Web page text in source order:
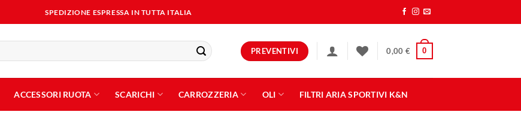
SPEDIZIONE ESPRESSA IN TUTTA ITALIA
PREVENTIVI 0,00 € 0
ACCESSORI RUOTA SCARICHI CARROZZERIA OLI FILTRI ARIA SPORTIVI K&N